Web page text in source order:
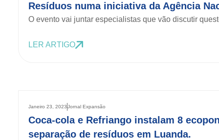
Resíduos numa iniciativa da Agência
O evento vai juntar especialistas que vão discutir
LER ARTIGO
Janeiro 23, 2023Jornal Expansão
Coca-cola e Refriango instalam 8
separação de resíduos em Luanda.